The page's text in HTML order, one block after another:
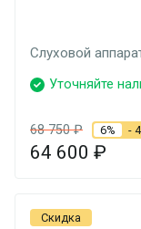
Слуховой
Уточняйте
68 750₽ 6% -
64 600 ₽
Скидка